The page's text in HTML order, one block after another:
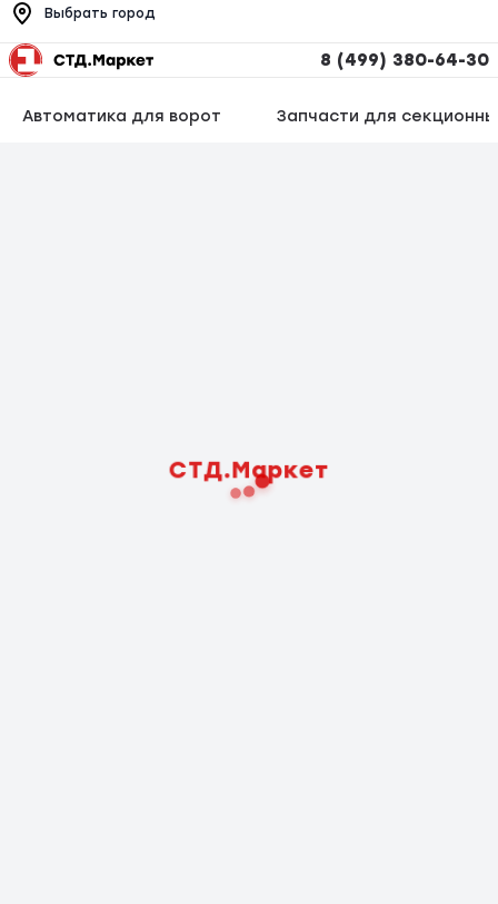
Выбрать город
8 (499) 380-64-30
Автоматика для ворот Запчасти для
СТД.Маркет